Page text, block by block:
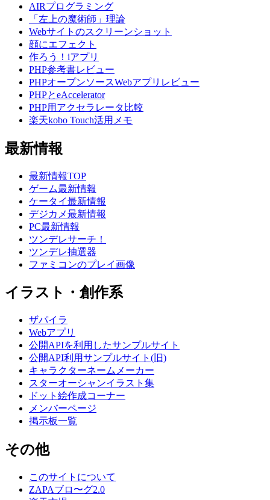
AIRプログラミング
「左上の魔術師」理論
Webサイトのスクリーンショット
顔にエフェクト
作ろう！iアプリ
PHP参考書レビュー
PHPオープンソースWebアプリレビュー
PHPとeAccelerator
PHP用アクセラレータ比較
楽天kobo Touch活用メモ
最新情報
最新情報TOP
ゲーム最新情報
ケータイ最新情報
デジカメ最新情報
PC最新情報
ツンデレサーチ！
ツンデレ抽選器
ファミコンのプレイ画像
イラスト・創作系
ザパイラ
Webアプリ
公開APIを利用したサンプルサイト
公開API利用サンプルサイト(旧)
キャラクターネームメーカー
スターオーシャンイラスト集
ドット絵作成コーナー
メンバーページ
掲示板一覧
その他
このサイトについて
ZAPAブロ〜グ2.0